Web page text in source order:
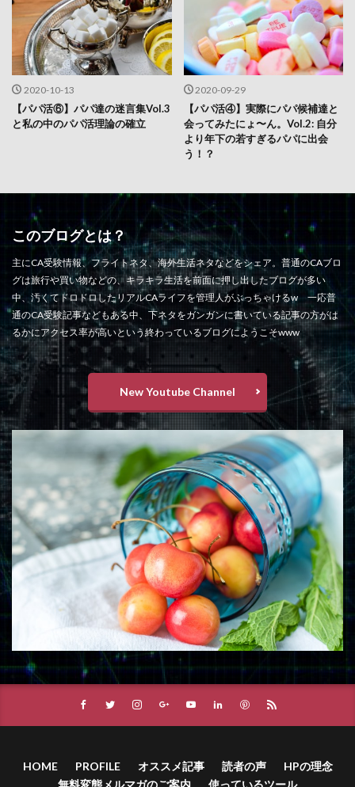
2020-10-13
【パパ活⑥】パパ達の迷言集Vol.3
と私の中のパパ活理論の確立
2020-09-29
【パパ活④】実際にパパ候補達と
会ってみたにょ〜ん。Vol.2: 自分
より年下の若すぎるパパに出会
う！？
このブログとは？
主にCA受験情報、フライトネタ、海外生活ネタなどをシェア。普通のCAブロ
グは旅行や買い物などの、キラキラ生活を前面に押し出したブログが多い
中、汚くてドロドロしたリアルCAライフを管理人がぶっちゃけるw 一応普
通のCA受験記事などもある中、下ネタをガンガンに書いている記事の方がは
るかにアクセス率が高いという終わっているブログにようこそwww
New Youtube Channel
HOME PROFILE オススメ記事 読者の声
HPの理念
無料変態メルマガのご案内
使っているツール